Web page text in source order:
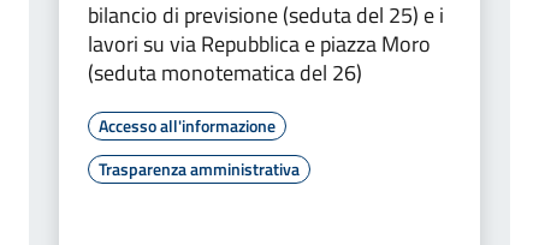
bilancio di previsione (seduta del 25) e i
lavori su via Repubblica e piazza Moro
(seduta monotematica del 26)
Accesso all'informazione
Trasparenza amministrativa